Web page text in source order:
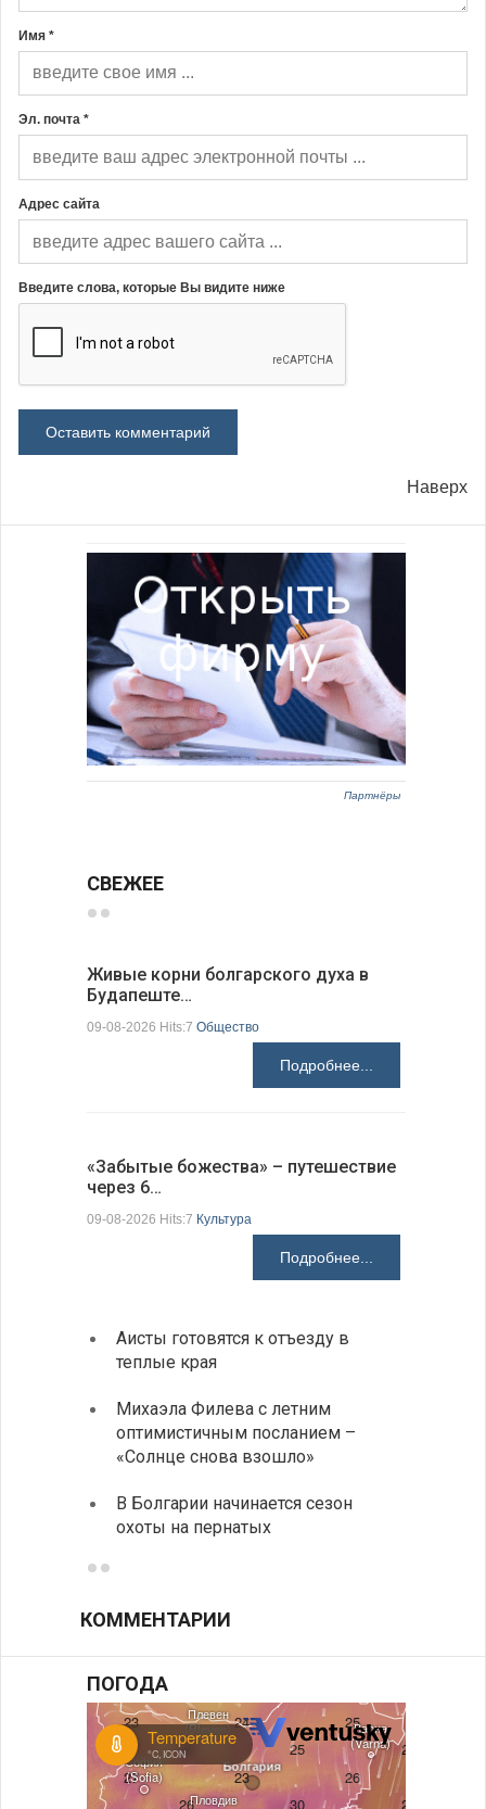
Имя *
Эл. почта *
Адрес сайта
Введите слова, которые Вы видите ниже
Наверх
Партнёры
СВЕЖЕЕ
Живые корни болгарского духа в
Будапеште…
09-08-2026 Hits:7 Общество
Подробнее...
«Забытые божества» – путешествие
через 6…
09-08-2026 Hits:7 Культура
Подробнее...
Аисты готовятся к отъезду в
теплые края
Михаэла Филева с летним
оптимистичным посланием –
«Солнце снова взошло»
В Болгарии начинается сезон
охоты на пернатых
КОММЕНТАРИИ
ПОГОДА